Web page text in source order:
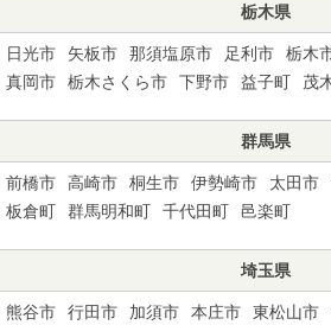
栃木県
日光市 矢板市 那須塩原市 足利市 栃木
真岡市
栃木さくら市 下野市 益子町 茂
群馬県
前橋市 高崎市 桐生市 伊勢崎市 太田市
板倉町
群馬明和町 千代田町 邑楽町
埼玉県
熊谷市 行田市 加須市 本庄市 東松山市